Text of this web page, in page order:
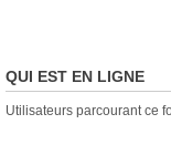
QUI EST EN LIGNE
Utilisateurs parcourant ce